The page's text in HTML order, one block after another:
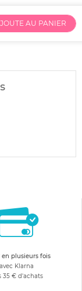
AU PANIER
en plusieurs fois
avec Klarna
35 € d'achats